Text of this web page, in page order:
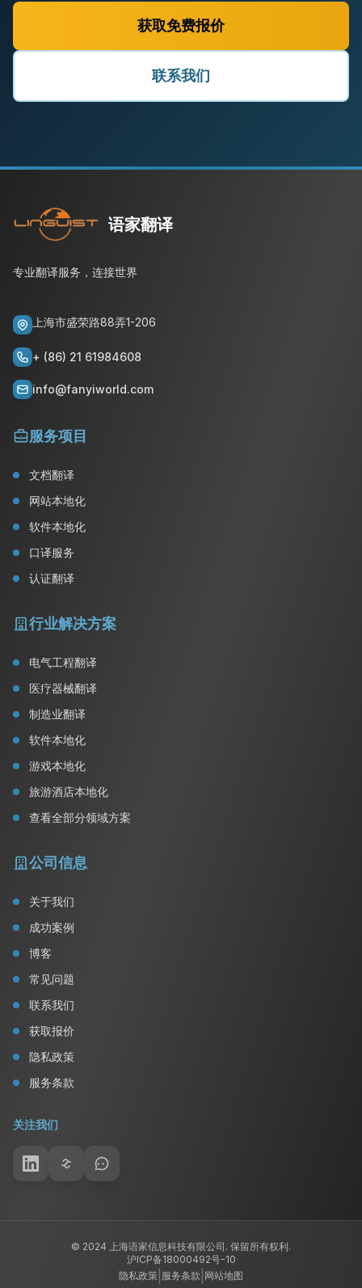
获取免费报价
联系我们
语家翻译
专业翻译服务，连接世界
上海市盛荣路88弄1-206
+ (86) 21 61984608
info@fanyiworld.com
服务项目
文档翻译
网站本地化
软件本地化
口译服务
认证翻译
行业解决方案
电气工程翻译
医疗器械翻译
制造业翻译
软件本地化
游戏本地化
旅游酒店本地化
查看全部分领域方案
公司信息
关于我们
成功案例
博客
常见问题
联系我们
获取报价
隐私政策
服务条款
关注我们
© 2024 上海语家信息科技有限公司. 保留所有权利.
沪ICP备18000492号-10
隐私政策 服务条款 网站地图